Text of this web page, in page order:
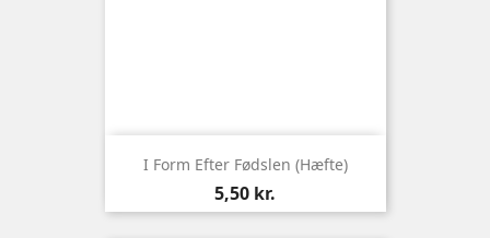
I Form Efter Fødslen (hæfte)
Pris
5,50 kr.